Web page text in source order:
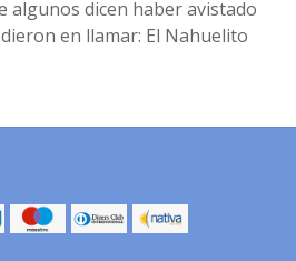
dicen haber avistado
en llamar: El Nahuelito